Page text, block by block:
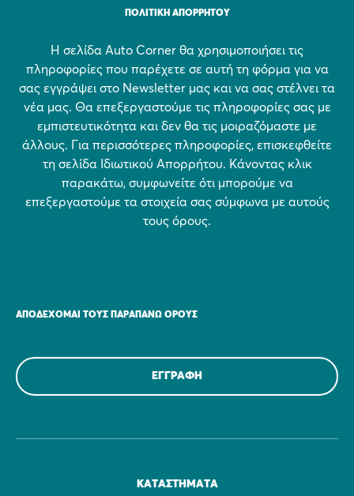
ΠΟΛΙΤΙΚΗ ΑΠΟΡΡΗΤΟΥ
Η σελίδα Auto Corner θα χρησιμοποιήσει τις
πληροφορίες που παρέχετε σε αυτή τη φόρμα για να
σας εγγράψει στο Newsletter μας και να σας στέλνει τα
νέα μας. Θα επεξεργαστούμε τις πληροφορίες σας με
εμπιστευτικότητα και δεν θα τις μοιραζόμαστε με
άλλους. Για περισσότερες πληροφορίες, επισκεφθείτε
τη σελίδα Ιδιωτικού Απορρήτου. Κάνοντας κλικ
παρακάτω, συμφωνείτε ότι μπορούμε να
επεξεργαστούμε τα στοιχεία σας σύμφωνα με αυτούς
τους όρους.
ΑΠΟΔΈΧΟΜΑΙ ΤΟΥΣ ΠΑΡΑΠΆΝΩ ΌΡΟΥΣ
ΚΑΤΑΣΤΉΜΑΤΑ